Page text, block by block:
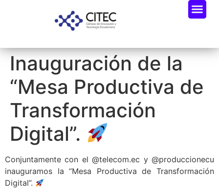
Inauguración de la
“Mesa Productiva de
Transformación
Digital”.
Conjuntamente con el @telecom.ec y @produccionecu
inauguramos la “Mesa Productiva de Transformación
Digital”.